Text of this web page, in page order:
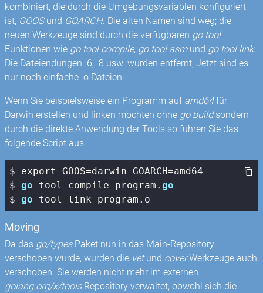
kombiniert, die durch die Umgebungsvariablen konfiguriert
ist, GOOSund GOARCH. Die alten Namen sind weg; die
neuen Werkzeuge sind durch die verfügbaren go tool
Funktionen wie go tool compile, go tool asmund go tool link.
Die Dateiendungen .6, .8 usw. wurden entfernt; Jetzt sind es
nur noch einfache .o Dateien.
Wenn Sie beispielsweise ein Programm auf amd64für
Darwin erstellen und linken möchten ohne go buildsondern
durch die direkte Anwendung der Tools so führen Sie das
folgende Script aus:
$ export GOOS=darwin GOARCH=amd64
$ go tool compile program.go
$ go tool link program.o
Moving
Da das go/typesPaket nun in das Main-Repository
verschoben wurde, wurden die vetund coverWerkzeuge auch
verschoben. Sie werden nicht mehr im externen
golang.org/x/toolsRepository verwaltet, obwohl sich die